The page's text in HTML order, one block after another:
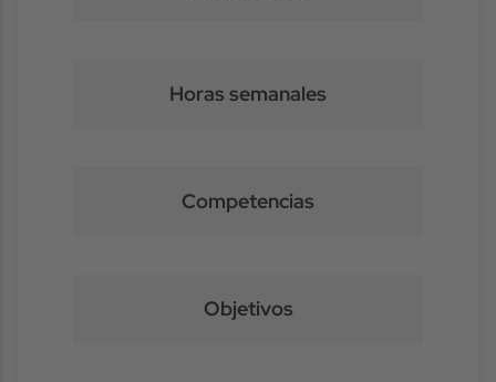
Horas semanales
Competencias
Objetivos